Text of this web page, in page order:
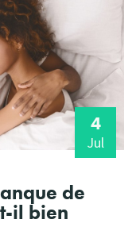
4
Jul
de
il bien